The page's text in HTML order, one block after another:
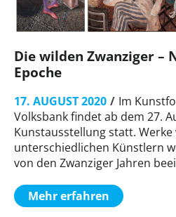
Die wilden Zwanziger –
Epoche
17. AUGUST 2020
Im
Volksbank findet ab dem 27.
Kunstausstellung statt.
unterschiedlichen Künstlern
von den Zwanziger Jahren
Mehr erfahren